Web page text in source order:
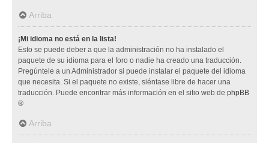
Arriba
¡Mi idioma no está en la lista!
Esto se puede deber a que la administración no ha instalado el
paquete de su idioma para el foro o nadie ha creado una traducción.
Pregúntele a un Administrador si puede instalar el paquete del idioma
que necesita. Si el paquete no existe, siéntase libre de hacer una
traducción. Puede encontrar más información en el sitio web de phpBB
®
Arriba